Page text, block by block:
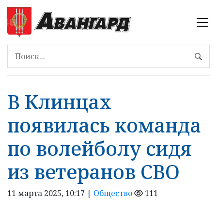
В Клинцах
появилась команда
по волейболу сидя
из ветеранов СВО
11 марта 2025, 10:17 | Общество 111